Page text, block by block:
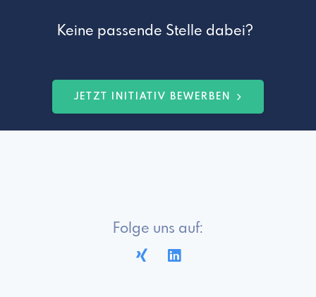
Keine passende Stelle dabei?
JETZT INITIATIV BEWERBEN
Folge uns auf: